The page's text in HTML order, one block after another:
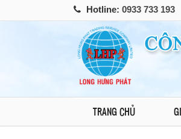
Hotline: 0933 733 193
TRANG CHỦ